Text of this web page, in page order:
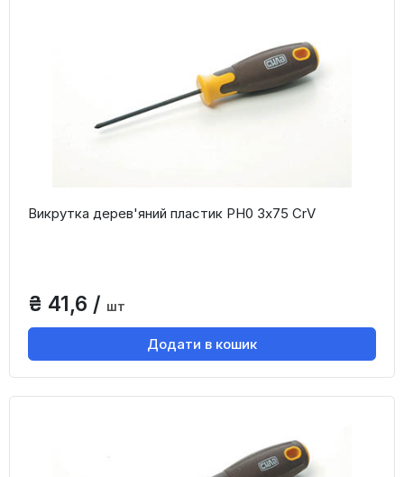
Викрутка дерев'яний пластик PH0 3x75 CrV
₴ 41,6 / шт
Додати в кошик